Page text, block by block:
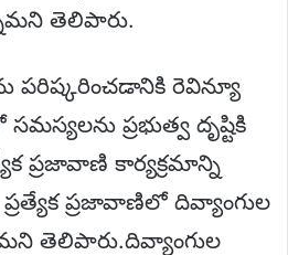
తెలిపారు.
పరిష్కరించడానికి రెవిన్యూ
ప్రభుత్వ దృష్టికి
ప్రజావాణి కార్యక్రమాన్ని
ప్రజావాణిలో దివ్యాంగుల
తెలిపారు.దివ్యాంగుల